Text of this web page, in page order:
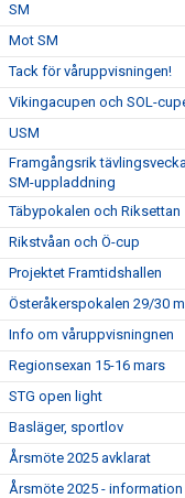
SM
Mot SM
Tack för våruppvisningen!
Vikingacupen och SOL-
USM
Framgångsrik
SM-uppladdning
Täbypokalen och Riksettan
Rikstvåan och Ö-cup
Projektet Framtidshallen
Österåkerspokalen 29/30
Info om våruppvisningnen
Regionsexan 15-16 mars
STG open light
Basläger, sportlov
Årsmöte 2025 avklarat
Årsmöte 2025 - information